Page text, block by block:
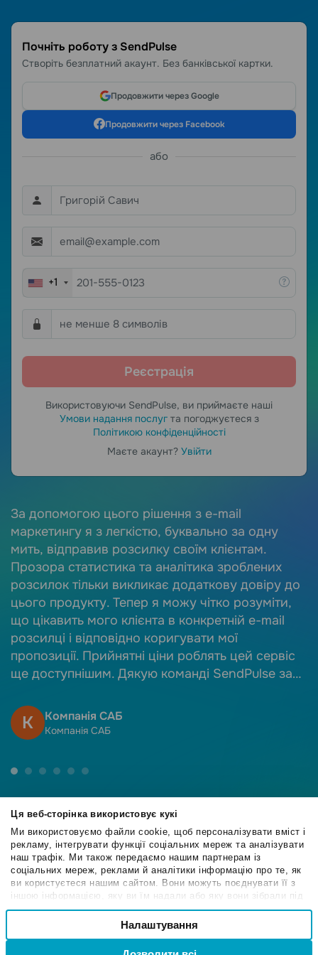
Ця веб-сторінка використовує кукі
Ми використовуємо файли cookie, щоб персоналізувати вміст і
рекламу, інтегрувати функції соціальних мереж та аналізувати
наш трафік. Ми також передаємо нашим партнерам із
соціальних мереж, реклами й аналітики інформацію про те, як
ви користуєтеся нашим сайтом. Вони можуть поєднувати її з
іншою інформацією, яку ви їм надали або яку вони зібрали під
час вашого користування їхніми службами.
Вибір
Налаштування
Почніть роботу з SendPulse
Створіть безплатний акаунт. Без банківської картки.
Продовжити через Google
Продовжити через Facebook
або
+1
Використовуючи SendPulse, ви приймаєте наші
Умови надання послугта погоджуєтеся з
Політикою конфіденційності
Маєте акаунт? Увійти
За допомогою цього рішення з e-mail
маркетингу я з легкістю, буквально за одну
мить, відправив розсилку своїм клієнтам.
Прозора статистика та аналітика зроблених
розсилок тільки викликає додаткову довіру до
цього продукту. Тепер я можу чітко розуміти,
що цікавить мого клієнта в конкретній e-mail
розсилці і відповідно коригувати мої
пропозиції. Прийнятні ціни роблять цей сервіс
ще доступнішим. Дякую команді SendPulse за
К Компанія САБ
Компанія САБ
4.6/5
4.6/5